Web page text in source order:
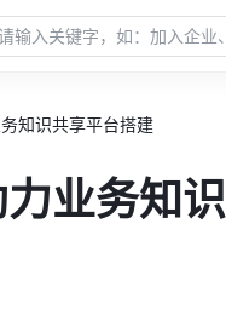
知识共享平台搭建
业务知